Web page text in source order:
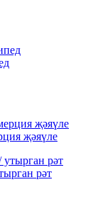
җәяүле
рәт